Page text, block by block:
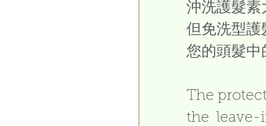
沖洗護髮素
但免洗型護
您的頭髮中
The
the